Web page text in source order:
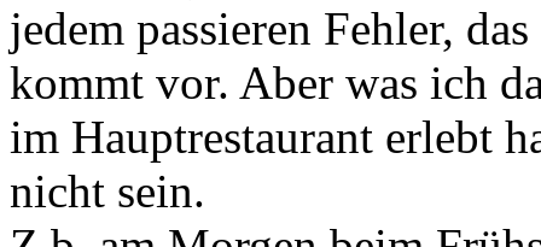
jedem passieren Fehler,
kommt vor. Aber was ich
im Hauptrestaurant erlebt
nicht sein.